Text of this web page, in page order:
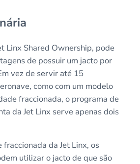
Linx Shared Ownership, pode
de possuir um jacto por
vez de servir até 15
como com um modelo
fraccionada, o programa de
da Jet Linx serve apenas dois
fraccionada da Jet Linx, os
utilizar o jacto de que são